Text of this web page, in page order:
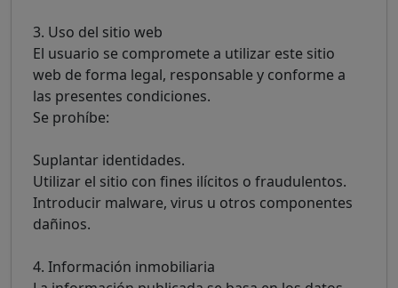
3. Uso del sitio web
El usuario se compromete a utilizar este sitio
web de forma legal, responsable y conforme a
las presentes condiciones.
Se prohíbe:
Suplantar identidades.
Utilizar el sitio con fines ilícitos o fraudulentos.
Introducir malware, virus u otros componentes
dañinos.
4. Información inmobiliaria